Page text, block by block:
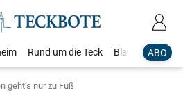
ABO
Rund um die Teck Blaulicht
geht’s nur zu Fuß